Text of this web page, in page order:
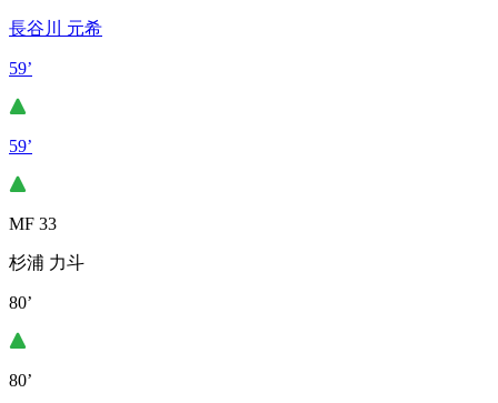
長谷川 元希
59’
59’
MF 33
杉浦 力斗
80’
80’